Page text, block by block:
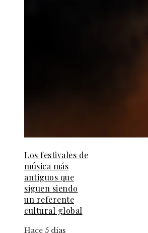
Los festivales de
música más
antiguos que
siguen siendo
un referente
cultural global
Hace 5 días